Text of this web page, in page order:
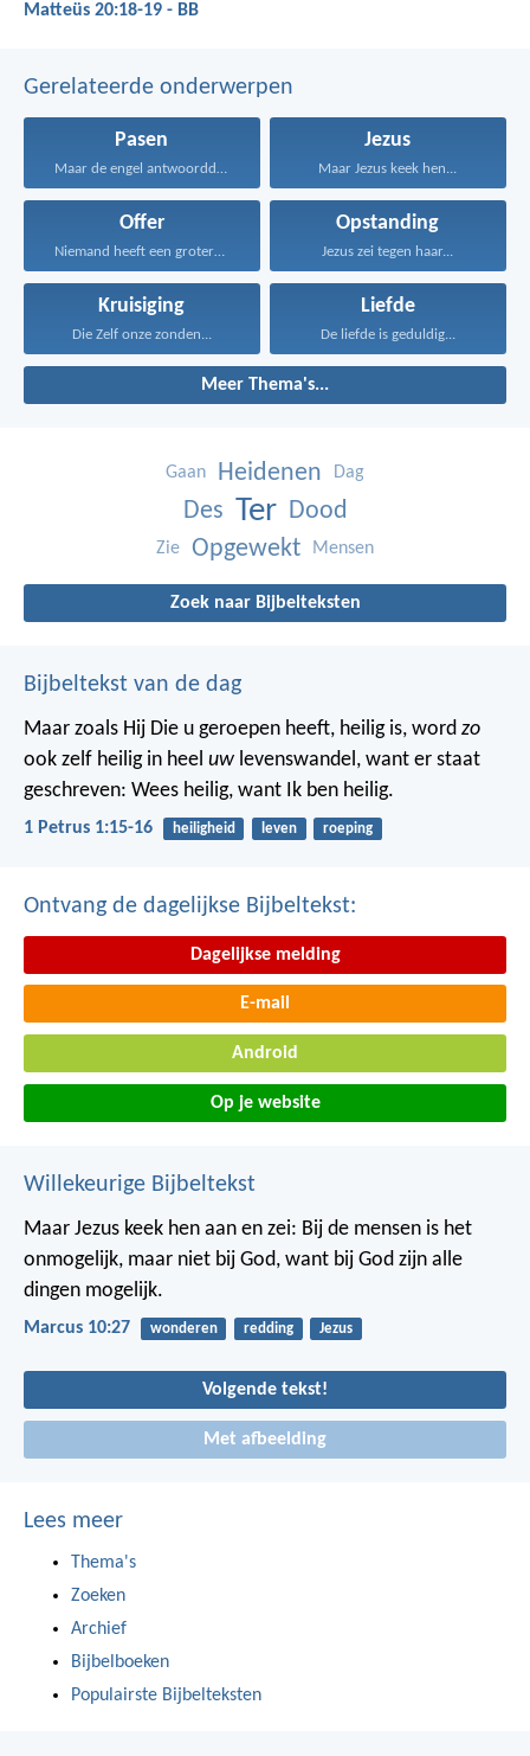
Matteüs 20:18-19 - BB
Gerelateerde onderwerpen
Pasen
Maar de engel antwoordde...
Jezus
Maar Jezus keek hen...
Offer
Niemand heeft een grotere...
Opstanding
Jezus zei tegen haar...
Kruisiging
Die Zelf onze zonden...
Liefde
De liefde is geduldig...
Meer Thema's...
Gaan Heidenen Dag
Des Ter Dood
Zie Opgewekt Mensen
Zoek naar Bijbelteksten
Bijbeltekst van de dag
Maar zoals Hij Die u geroepen heeft, heilig is, word zo
ook zelf heilig in heel uw levenswandel, want er staat
geschreven: Wees heilig, want Ik ben heilig.
1 Petrus 1:15-16 heiligheid leven roeping
Ontvang de dagelijkse Bijbeltekst:
Dagelijkse melding
E-mail
Android
Op je website
Willekeurige Bijbeltekst
Maar Jezus keek hen aan en zei: Bij de mensen is het
onmogelijk, maar niet bij God, want bij God zijn alle
dingen mogelijk.
Marcus 10:27 wonderen redding Jezus
Volgende tekst!
Met afbeelding
Lees meer
Thema's
Zoeken
Archief
Bijbelboeken
Populairste Bijbelteksten